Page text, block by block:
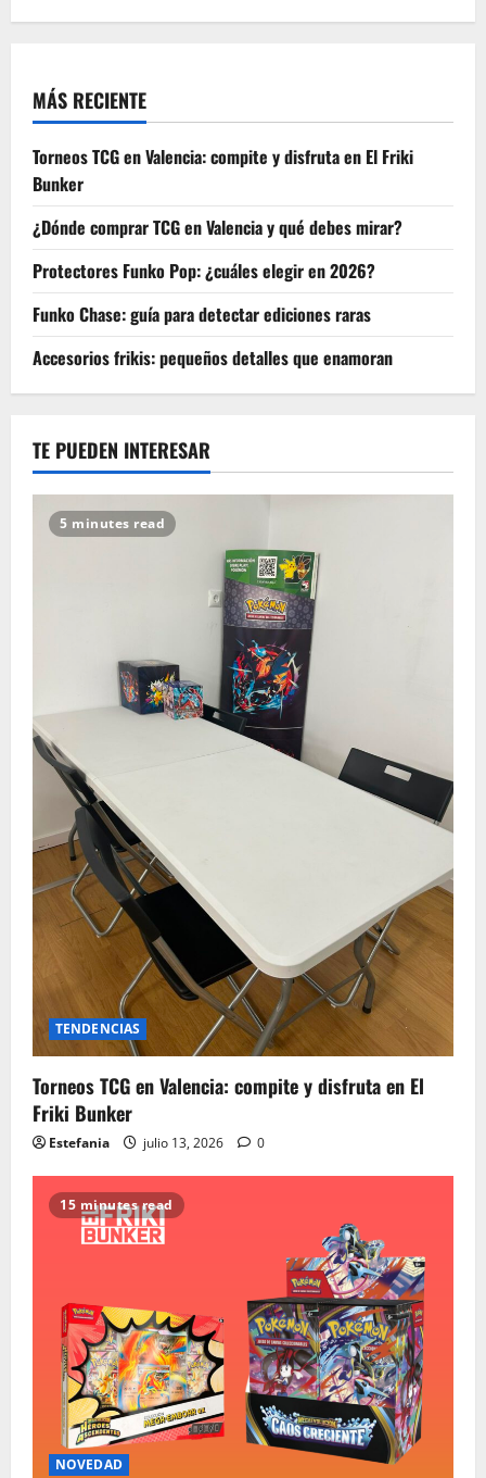
MÁS RECIENTE
Torneos TCG en Valencia: compite y disfruta en El Friki
Bunker
¿Dónde comprar TCG en Valencia y qué debes mirar?
Protectores Funko Pop: ¿cuáles elegir en 2026?
Funko Chase: guía para detectar ediciones raras
Accesorios frikis: pequeños detalles que enamoran
TE PUEDEN INTERESAR
5 minutes read
TENDENCIAS
Torneos TCG en Valencia: compite y disfruta en El
Friki Bunker
Estefania julio 13, 2026 0
15 minutes read
NOVEDAD